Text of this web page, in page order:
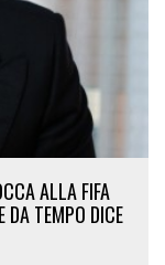
ALLA FIFA
DA TEMPO DICE